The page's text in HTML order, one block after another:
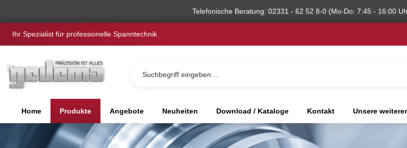
Telefonische Beratung: 02331 - 62 52 8-0 (Mo-Do: 7:45 - 16:00
Ihr Spezialist für professionelle Spanntechnik
Home Produkte Angebote Neuheiten Download / Kataloge Kontakt Unsere